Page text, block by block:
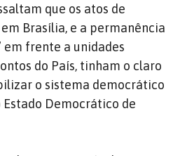
que os atos de
Brasília, e a permanência
em frente a unidades
do País, tinham o claro
o sistema democrático
Democrático de